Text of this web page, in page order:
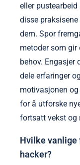
eller pustearbeid
disse
dem. Spor
metoder som gir
behov. Engasjer
dele erfaringer
motivasjonen
for å utforske
fortsatt vekst og
Hvilke vanlige
hacker?